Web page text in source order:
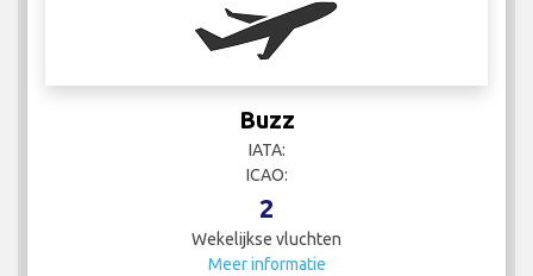
Buzz
IATA:
ICAO:
2
Wekelijkse vluchten
Meer informatie